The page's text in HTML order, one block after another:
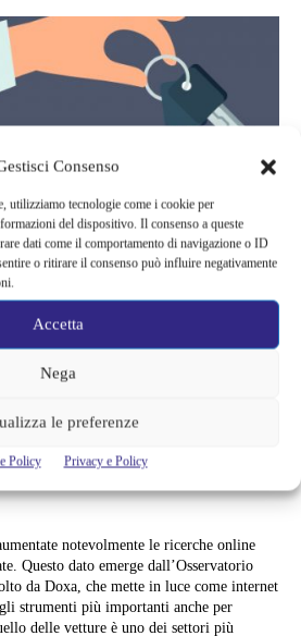
Consenso
utilizziamo tecnologie come i cookie per
del dispositivo. Il consenso a queste
dati come il comportamento di navigazione o ID
o ritirare il consenso può influire negativamente
Accetta
Nega
le preferenze
Policy Privacy e Policy
USANO INTERNET
LA PROPRIA
notevolmente le ricerche online
da Doxa, che mette in luce come internet
strumenti più importanti anche per